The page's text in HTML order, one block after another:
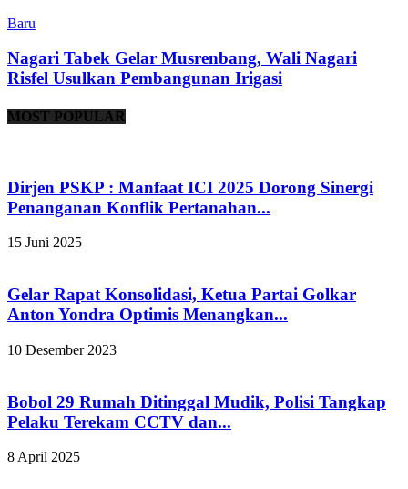
Baru
Nagari Tabek Gelar Musrenbang, Wali Nagari
Risfel Usulkan Pembangunan Irigasi
MOST POPULAR
Dirjen PSKP : Manfaat ICI 2025 Dorong Sinergi
Penanganan Konflik Pertanahan...
15 Juni 2025
Gelar Rapat Konsolidasi, Ketua Partai Golkar
Anton Yondra Optimis Menangkan...
10 Desember 2023
Bobol 29 Rumah Ditinggal Mudik, Polisi Tangkap
Pelaku Terekam CCTV dan...
8 April 2025